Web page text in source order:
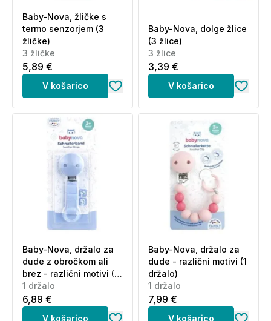
Baby-Nova, žličke s
termo senzorjem (3
žličke)
3 žličke
5,89 €
V košarico
Baby-Nova, dolge žlice
(3 žlice)
3 žlice
3,39 €
V košarico
Baby-Nova, držalo za
dude z obročkom ali
brez - različni motivi (1
držalo)
1 držalo
6,89 €
V košarico
Baby-Nova, držalo za
dude - različni motivi (1
držalo)
1 držalo
7,99 €
V košarico